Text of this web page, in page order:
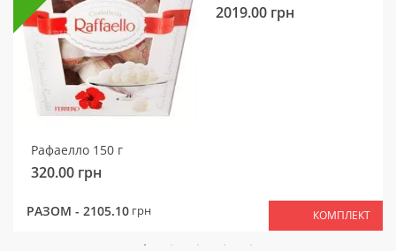
Рафаелло 150 г
320.00 грн
2019.00 грн
РАЗОМ - 2105.10 грн КОМПЛЕКТ